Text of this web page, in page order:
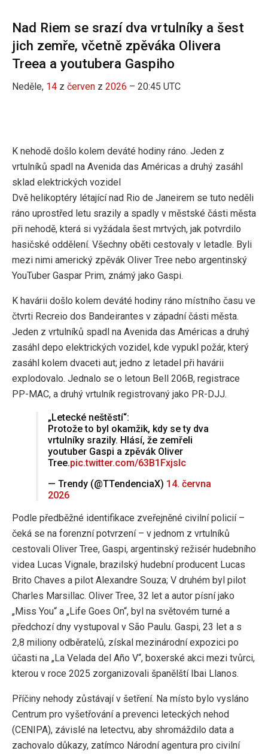
Nad Riem se srazí dva vrtulníky a šest
jich zemře, včetně zpěváka Olivera
Treea a youtubera Gaspiho
Neděle, 14 z červen z 2026 – 20:45 UTC
K nehodě došlo kolem deváté hodiny ráno. Jeden z
vrtulníků spadl na Avenida das Américas a druhý zasáhl
sklad elektrických vozidel
Dvě helikoptéry létající nad Rio de Janeirem se tuto neděli
ráno uprostřed letu srazily a spadly v městské části města
při nehodě, která si vyžádala šest mrtvých, jak potvrdilo
hasičské oddělení. Všechny oběti cestovaly v letadle. Byli
mezi nimi americký zpěvák Oliver Tree nebo argentinský
YouTuber Gaspar Prim, známý jako Gaspi.
K havárii došlo kolem deváté hodiny ráno místního času ve
čtvrti Recreio dos Bandeirantes v západní části města.
Jeden z vrtulníků spadl na Avenida das Américas a druhý
zasáhl depo elektrických vozidel, kde vypukl požár, který
zasáhl kolem dvaceti aut; jedno z letadel při havárii
explodovalo. Jednalo se o letoun Bell 206B, registrace
PP-MAC, a druhý vrtulník registrovaný jako PR-DJJ.
„Letecké neštěstí“:
Protože to byl okamžik, kdy se ty dva
vrtulníky srazily. Hlásí, že zemřeli
youtuber Gaspi a zpěvák Oliver
Tree.pic.twitter.com/63B1Fxjslc
— Trendy (@TTendenciaX) 14. června
2026
Podle předběžné identifikace zveřejněné civilní policií –
čeká se na forenzní potvrzení – v jednom z vrtulníků
cestovali Oliver Tree, Gaspi, argentinský režisér hudebního
videa Lucas Vignale, brazilský hudební producent Lucas
Brito Chaves a pilot Alexandre Souza; V druhém byl pilot
Charles Marsillac. Oliver Tree, 32 let a autor písní jako
„Miss You“ a „Life Goes On“, byl na světovém turné a
předchozí dny vystupoval v São Paulu. Gaspi, 23 let a s
2,8 miliony odběratelů, získal mezinárodní expozici po
účasti na „La Velada del Año V“, boxerské akci mezi tvůrci,
kterou v roce 2025 zorganizovali španělští Ibai Llanos.
Příčiny nehody zůstávají v šetření. Na místo bylo vysláno
Centrum pro vyšetřování a prevenci leteckých nehod
(CENIPA), závislé na letectvu, aby shromáždilo data a
zachovalo důkazy, zatímco Národní agentura pro civilní